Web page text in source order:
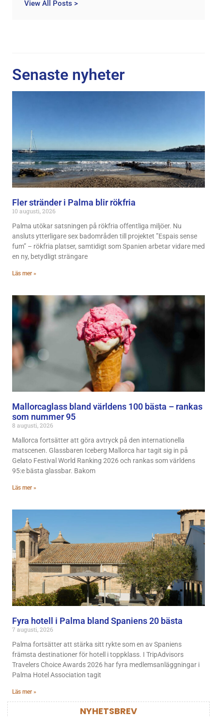
View All Posts >
Senaste nyheter
Fler stränder i Palma blir rökfria
10 augusti, 2026
Palma utökar satsningen på rökfria offentliga miljöer. Nu
ansluts ytterligare sex badområden till projektet ”Espais sense
fum” – rökfria platser, samtidigt som Spanien arbetar vidare med
en ny, betydligt strängare
Läs mer »
Mallorcaglass bland världens 100 bästa – rankas
som nummer 95
8 augusti, 2026
Mallorca fortsätter att göra avtryck på den internationella
matscenen. Glassbaren Iceberg Mallorca har tagit sig in på
Gelato Festival World Ranking 2026 och rankas som världens
95:e bästa glassbar. Bakom
Läs mer »
Fyra hotell i Palma bland Spaniens 20 bästa
7 augusti, 2026
Palma fortsätter att stärka sitt rykte som en av Spaniens
främsta destinationer för hotell i toppklass. I TripAdvisors
Travelers Choice Awards 2026 har fyra medlemsanläggningar i
Palma Hotel Association tagit
Läs mer »
NYHETSBREV